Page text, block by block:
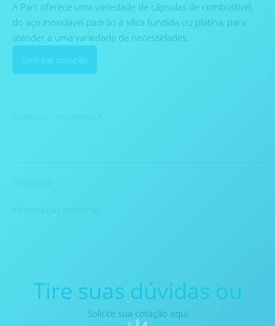
A Parr oferece uma variedade de cápsulas de combustível,
do aço inoxidável padrão à sílica fundida ou platina, para
atender a uma variedade de necessidades.
Solicitar cotação
Tire suas dúvidas ou
Solicite sua cotação aqui